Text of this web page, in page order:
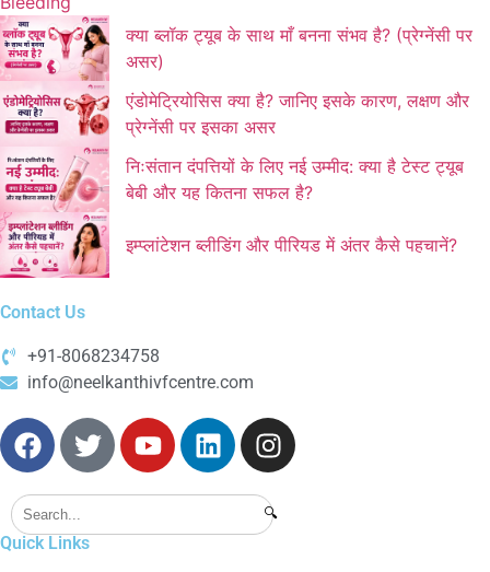
क्या ब्लॉक ट्यूब के साथ माँ बनना संभव है? (प्रेग्नेंसी पर
असर)
एंडोमेट्रियोसिस क्या है? जानिए इसके कारण, लक्षण और
प्रेग्नेंसी पर इसका असर
निःसंतान दंपत्तियों के लिए नई उम्मीद: क्या है टेस्ट ट्यूब
बेबी और यह कितना सफल है?
इम्प्लांटेशन ब्लीडिंग और पीरियड में अंतर कैसे पहचानें?
Contact Us
+91-8068234758
info@neelkanthivfcentre.com
🔍
Quick Links